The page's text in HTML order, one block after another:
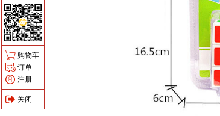
购物车
订单
注册
关闭